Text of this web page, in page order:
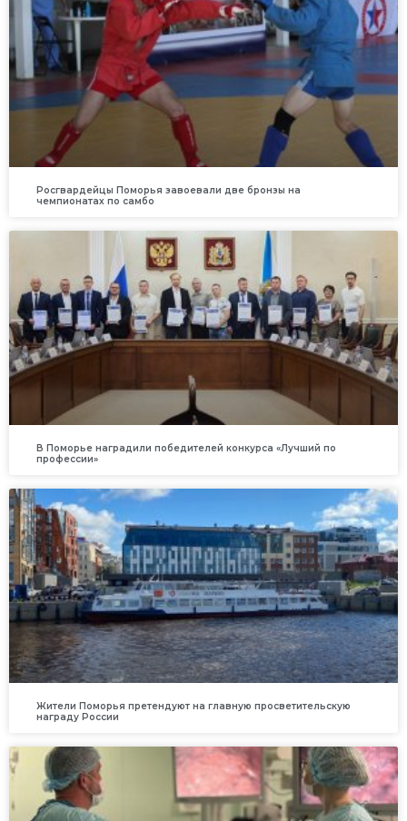
Росгвардейцы Поморья завоевали две бронзы на
чемпионатах по самбо
В Поморье наградили победителей конкурса «Лучший по
профессии»
Жители Поморья претендуют на главную просветительскую
награду России